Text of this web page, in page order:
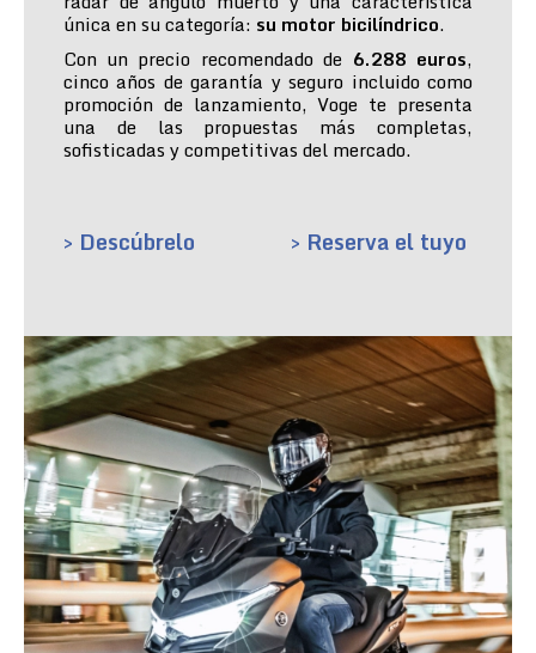
única en su categoría: su motor bicilíndrico.
Con un precio recomendado de 6.288 euros,
cinco años de garantía y seguro incluido como
promoción de lanzamiento, Voge te presenta
una de las propuestas más completas,
sofisticadas y competitivas del mercado.
> Descúbrelo > Reserva el tuyo